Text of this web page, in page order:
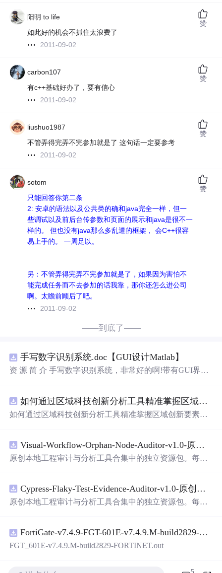
阳明 to life
如此好的机会不抓住太浪费了
2011-09-02
赞
carbon107
有c++基础好办了，要有信心
2011-09-02
赞
liushuo1987
不管弄得完弄不完参加就是了 这句话一定要参考
2011-09-02
赞
sotom
只能回答你第二条
2: 安卓的语法以及公共类的确和java完全一样，但一
些调试以及前后台传参数和页面的展示和java是很不一
样的。 但也没有java那么多乱遭的框架， 会C++很容
易上手的。 一周足以。
另：不管弄得完弄不完参加就是了，如果因为害怕不
能完成任务而不去参加的话我靠，那你还怎么进公司
啊。太瞻前顾后了吧。
2011-09-02
赞
——到底了——
手写数字识别系统.doc【GUI设计Matlab】
资 源 简 介 手写数字识别系统，非常好的啊!带有GUI界
带有直观的图形用户界面（GUI），非常容易使用。你只
需要将手写数字输入系统，它将立即给出准确的识别结
是一个非常方便和实用的工具，你一定会喜欢它的！
如何通过区域科技创新分析工具精准掌握区域创新要素分布与产业链融合现状？.docx
如何通过区域科技创新分析工具精准掌握区域创新要素分
Visual-Workflow-Orphan-Node-Auditor-v1.0-原创源码与文档.zip
原创本地工程审计与分析工具合集中的独立资源包。每个
README、运行说明、功能清单、MIT License及原创与授
权声明。解压后进入project目录，执行npm test验证算法，
目 源码、Logo、官方截图、论文、生产日志或其他受限素
材。适合前端开发、AI应用工程、测试审计和课程实践。
Cypress-Flaky-Test-Evidence-Auditor-v1.0-原创源码与文档.zip
原创本地工程审计与分析工具合集中的独立资源包。每个
README、运行说明、功能清单、MIT License及原创与授
权声明。解压后进入project目录，执行npm test验证算法，
FortiGate-v7.4.9-FGT-601E-v7.4.9.M-build2829-FORTINET.out
FGT_601E-v7.4.9.M-build2829-FORTINET.out